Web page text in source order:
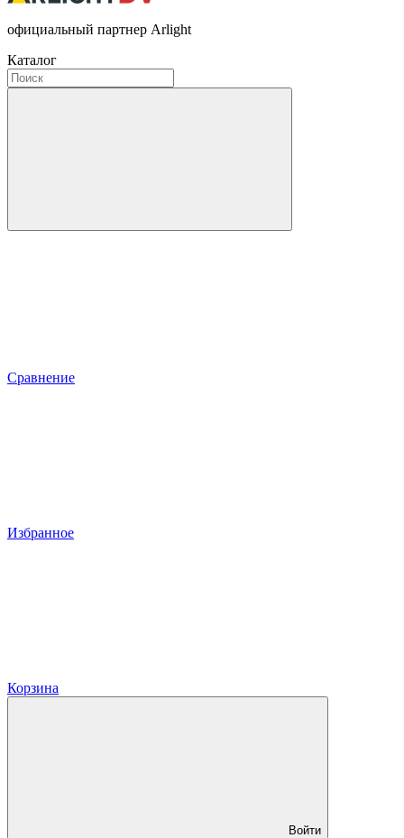
официальный партнер Arlight
Каталог
Сравнение
Избранное
Корзина
Войти